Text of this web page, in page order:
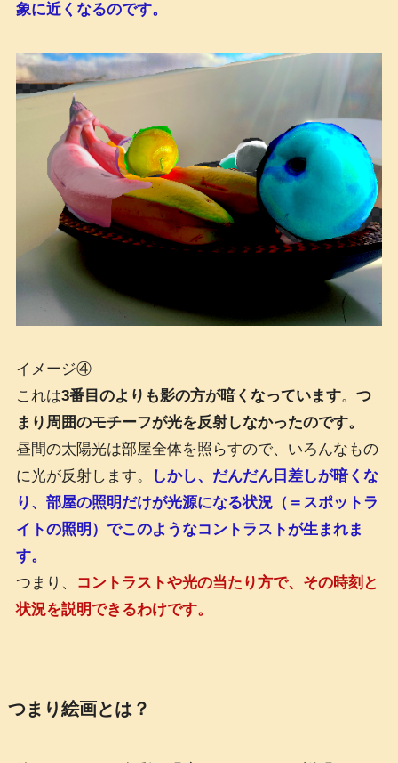
象に近くなるのです。
イメージ④
これは3番目のよりも影の方が暗くなっています。 つ
まり周囲のモチーフが光を反射しなかったのです。
昼間の太陽光は部屋全体を照らすので、いろんなもの
に光が反射します。
しかし、だんだん日差しが暗くな
り、部屋の照明だけが光源になる状況（＝スポットラ
イトの照明）でこのようなコントラストが生まれま
す。
つまり、
コントラストや光の当たり方で、その時刻と
状況を説明できるわけです。
つまり絵画とは？